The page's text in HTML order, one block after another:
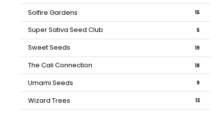
Solfire Gardens 15
Super Sativa Seed Club 5
Sweet Seeds 19
The Cali Connection 18
Umami Seeds 9
Wizard Trees 13